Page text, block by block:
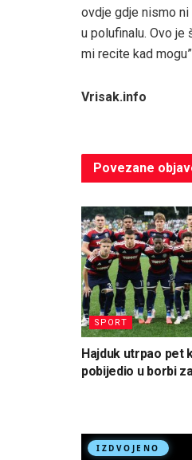
ovdje gdje nismo
u polufinalu. Ovo je
mi recite kad
Vrisak.info
Povezane
SPORT
Hajduk utrpao pet
pobijedio u borbi